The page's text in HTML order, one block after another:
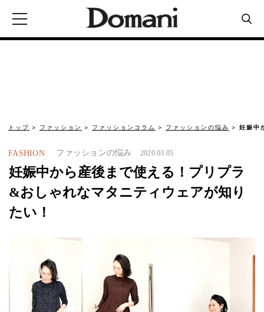
トップ ファッション ファッションコラム ファッションの悩み 妊娠中
FASHION ファッションの悩み 2020.03.05
妊娠中から産後まで使える！プリプラ
&おしゃれなマタニティウェアが知り
たい！